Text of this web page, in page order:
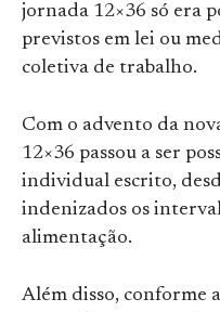
jornada 12×36 só era
previstos em lei ou
coletiva de trabalho.
Com o advento da
12×36 passou a ser
individual escrito,
indenizados os
alimentação.
Além disso, conforme